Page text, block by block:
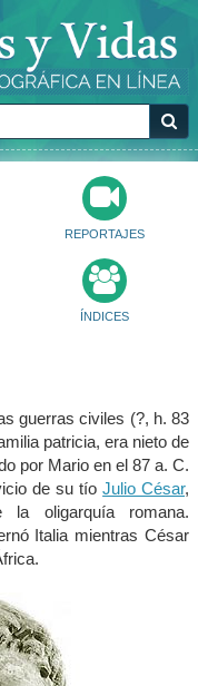
REPORTAJES
ÍNDICES
guerras civiles (?, h. 83
patricia, era nieto de
por Mario en el 87 a. C.
de su tíoJulio César,
oligarquía romana.
Italia mientras César